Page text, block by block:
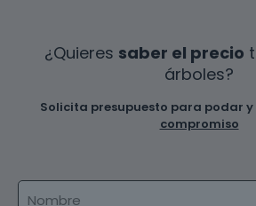
¿Quieres saber el precio
árboles?
Solicita presupuesto para podar
compromiso